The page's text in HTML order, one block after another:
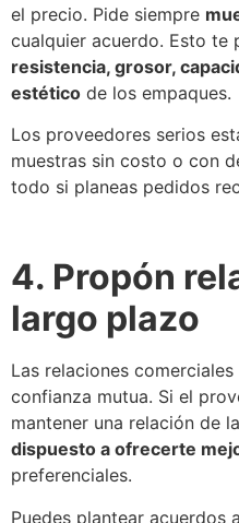
el precio. Pide siempre
cualquier acuerdo. Esto te
resistencia, grosor,
estético de los empaques.
Los proveedores serios
muestras sin costo o con
todo si planeas pedidos
4. Propón
largo plazo
Las relaciones
confianza mutua. Si el
mantener una relación de
dispuesto a ofrecerte
preferenciales.
Puedes plantear acuerdos